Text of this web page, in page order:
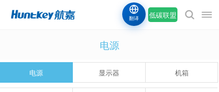
低碳联盟
翻译
电源
电源 显示器 机箱